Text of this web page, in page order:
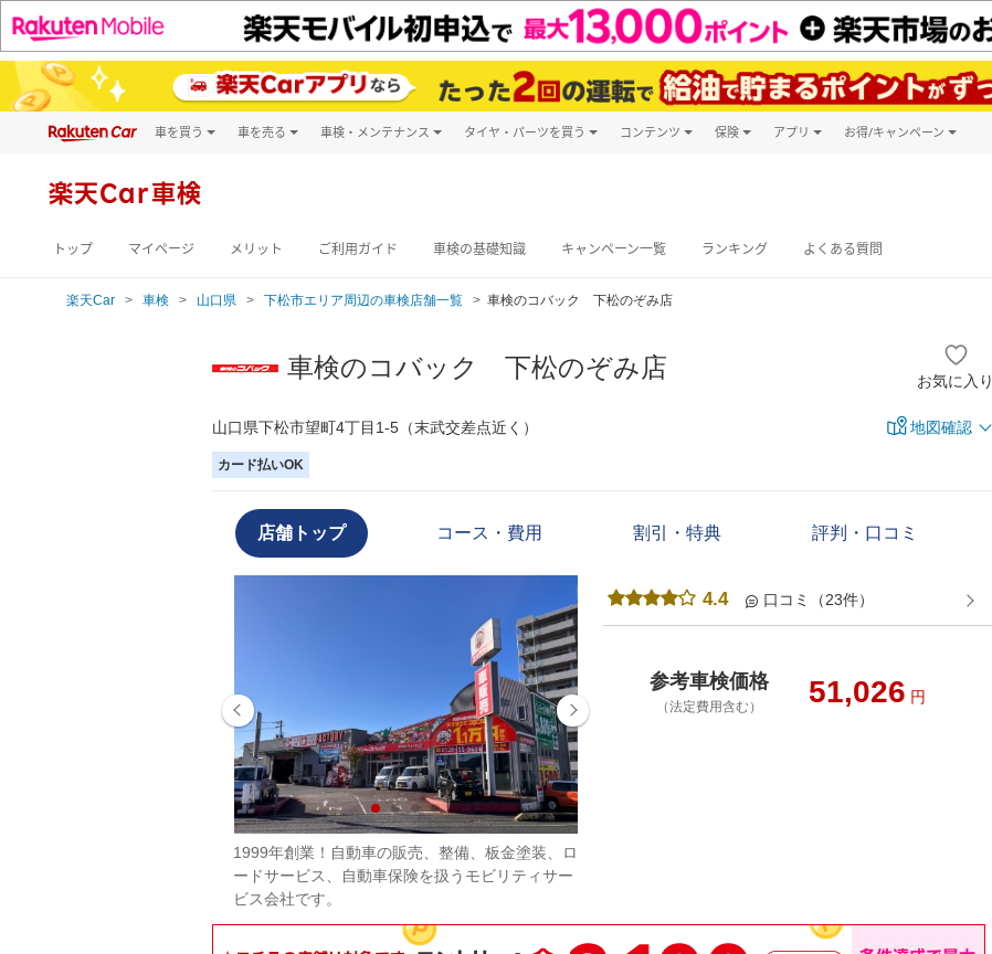
車を買う
新車
車を売る 車検・メンテナンス タイヤ・パーツを買う コンテンツ 保険 アプリ お得/キャンペーン
楽天Car車検
トップ マイページ メリット ご利用ガイド 車検の基礎知識 キャンペーン一覧 ランキング よくある質問
楽天Car 車検 山口県 下松市エリア周辺の車検店舗一覧 車検のコバック 下松のぞみ店
車検のコバック 下松のぞみ店 お気に入り
山口県下松市望町4丁目1-5（末武交差点近く） 地図確認
カード払いOK
店舗トップ コース・費用 割引・特典 評判・口コミ
1999年創業！自動車の販売、整備、板金塗装、ロ
ードサービス、自動車保険を扱うモビリティサー
ビス会社です。
4.4 口コミ（23件）
参考車検価格
（法定費用含む） 51,026 円